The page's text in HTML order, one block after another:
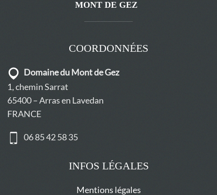
COORDONNÉES
Domaine du Mont de Gez
1, chemin Sarrat
65400 – Arras en Lavedan
FRANCE
06 85 42 58 35
INFOS LÉGALES
Mentions légales